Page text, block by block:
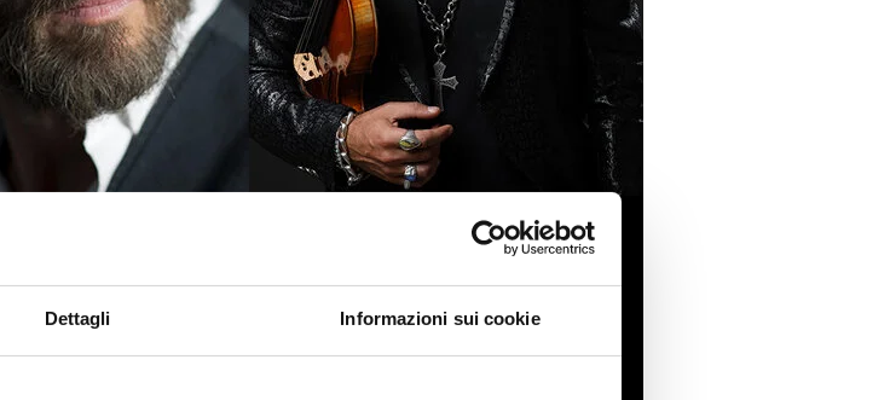
Dettagli Informazioni sui cookie